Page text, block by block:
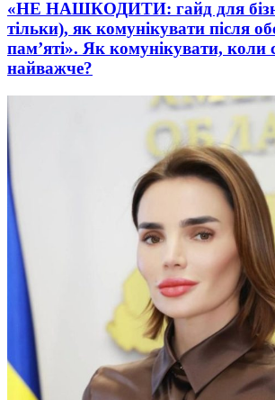
«НЕ НАШКОДИТИ: гайд для
тільки), як комунікувати після
пам’яті». Як комунікувати, коли
найважче?